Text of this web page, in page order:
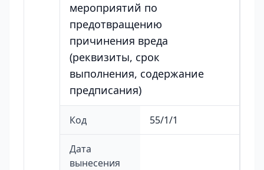
мероприятий по
предотвращению
причинения вреда
(реквизиты, срок
выполнения, содержание
предписания)
Код 55/1/1
Дата
вынесения